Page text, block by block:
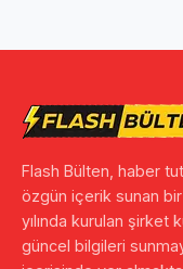
Flash Bülten, haber
özgün içerik sunan
yılında kurulan şirket
güncel bilgileri